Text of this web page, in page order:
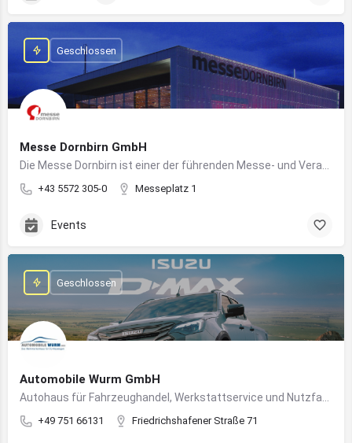
Messe Dornbirn GmbH
+43 5572 305-0 Messeplatz 1
Geschlossen
Events
Automobile Wurm GmbH
+49 751 66131 Friedrichshafener Straße 71
Geschlossen